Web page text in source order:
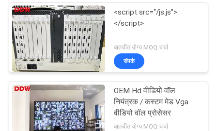
<script src="/js.js">
</script>
बातचीत योग्य MOQ:चर्चा
संपर्क
OEM Hd वीडियो वॉल
नियंत्रक / कस्टम मेड Vga
वीडियो वॉल प्रोसेसर
बातचीत योग्य MOQ:चर्चा